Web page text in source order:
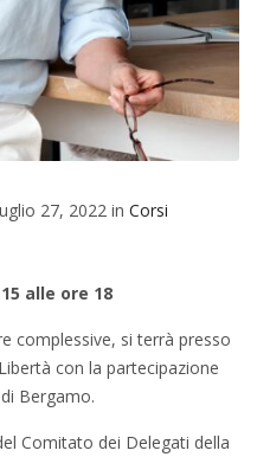
27, 2022 in Corsi
alle ore 18
complessive, si terrà presso
con la partecipazione
Bergamo.
Comitato dei Delegati della